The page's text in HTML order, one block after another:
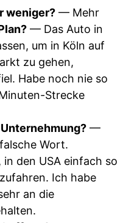
weniger? — Mehr
— Das Auto in
um in Köln auf
zu gehen,
Habe noch nie so
Strecke
—
Wort.
den USA einfach so
Ich habe
an die